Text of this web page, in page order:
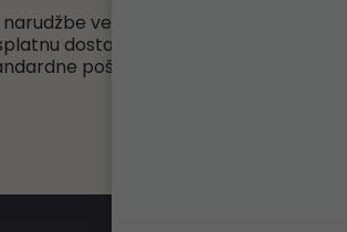
narudžbe veće od 265,00€ (bez PDV-
dostavu robe. Izuzetak su
pošiljke, čiju dostavu